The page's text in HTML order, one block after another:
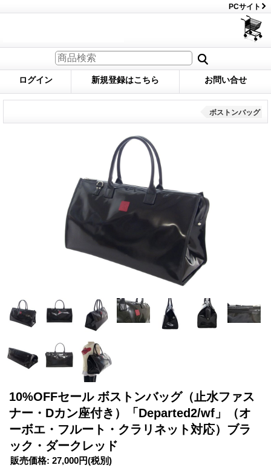
PCサイト
ログイン 新規登録はこちら お問い合せ
ボストンバッグ
10%OFFセール ボストンバッグ（止水ファス
ナー・Dカン座付き）「Departed2/wf」（オ
ーボエ・フルート・クラリネット対応）ブラ
ック・ダークレッド
販売価格: 27,000円(税別)